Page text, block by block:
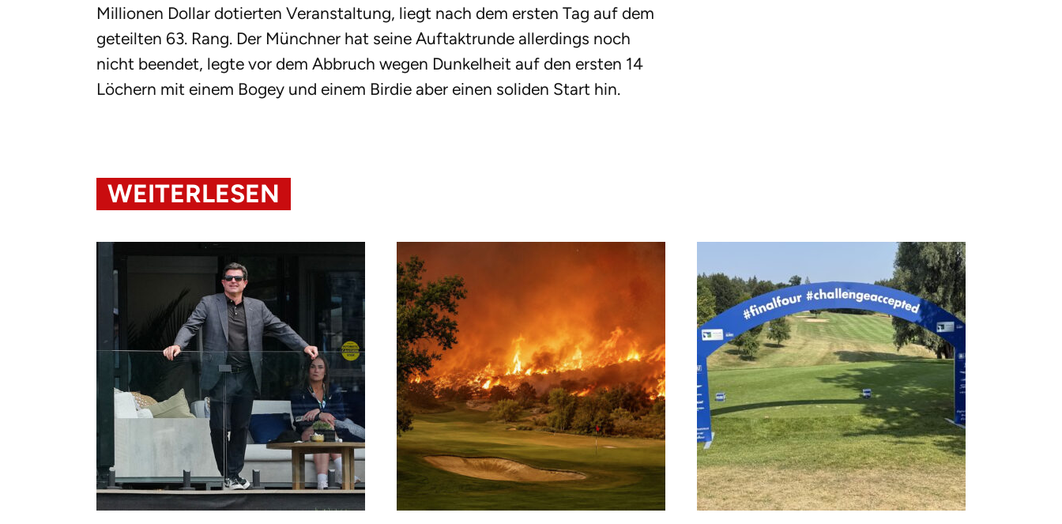
Millionen Dollar dotierten Veranstaltung, liegt nach dem ersten Tag auf dem
geteilten 63. Rang. Der Münchner hat seine Auftaktrunde allerdings noch
nicht beendet, legte vor dem Abbruch wegen Dunkelheit auf den ersten 14
Löchern mit einem Bogey und einem Birdie aber einen soliden Start hin.
WEITERLESEN